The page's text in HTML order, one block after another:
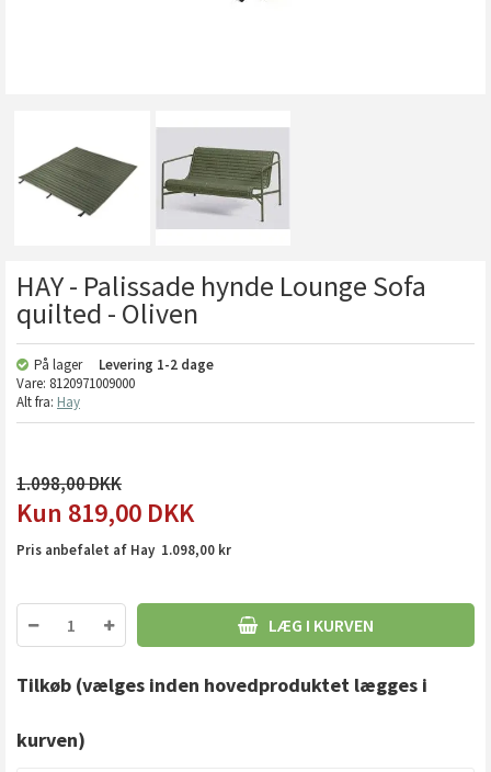
HAY - Palissade hynde Lounge Sofa
quilted - Oliven
På lager Levering 1-2 dage
Vare: 8120971009000
Alt fra: Hay
1.098,00
819,00 DKK
Pris anbefalet af Hay 1.098,00 kr
LÆG I KURVEN
Tilkøb (vælges inden hovedproduktet lægges i
kurven)